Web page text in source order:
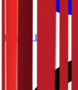
Планета Плус